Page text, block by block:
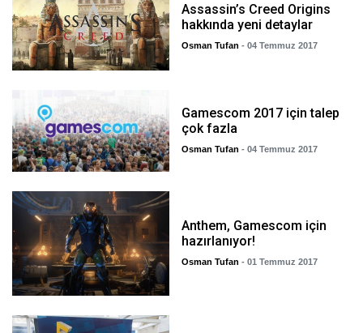
Assassin’s Creed Origins
hakkında yeni detaylar
Osman Tufan - 04 Temmuz 2017
Gamescom 2017 için talep
çok fazla
Osman Tufan - 04 Temmuz 2017
Anthem, Gamescom için
hazırlanıyor!
Osman Tufan - 01 Temmuz 2017